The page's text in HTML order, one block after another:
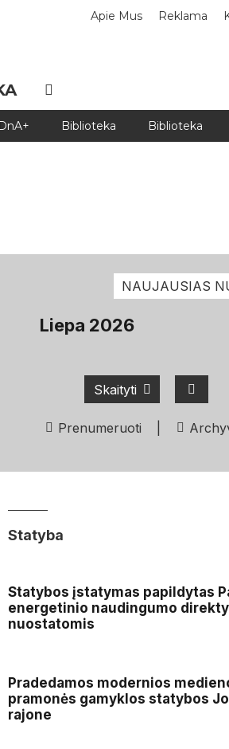
Apie Mus Reklama
Biblioteka Biblioteka
NAUJAUSIAS
Liepa 2026
Skaityti
Prenumeruoti
Statyba
Statybos įstatymas papildytas
energetinio naudingumo
nuostatomis
Pradedamos modernios
pramonės gamyklos statybos
rajone